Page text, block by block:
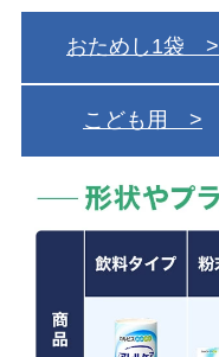
おためし1袋 >
こども用 >